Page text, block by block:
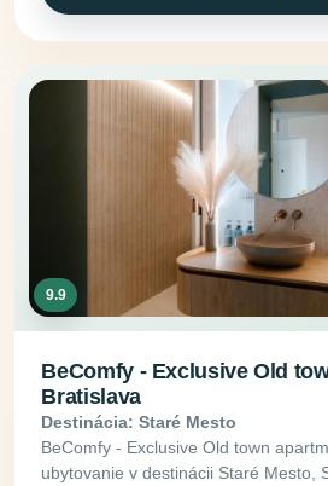
9.9
BeComfy - Exclusive Old
Bratislava
Destinácia: Staré Mesto
BeComfy - Exclusive Old town
ubytovanie v destinácii Staré Mesto,